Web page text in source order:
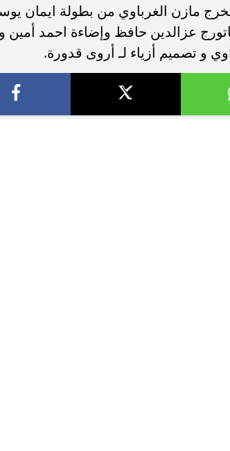
مازن الغرباوي من بطولة ايمان
عزالدين حافظ وإضاءة احمد أمين و
و تصميم أزياء لـ أروى قدورة.